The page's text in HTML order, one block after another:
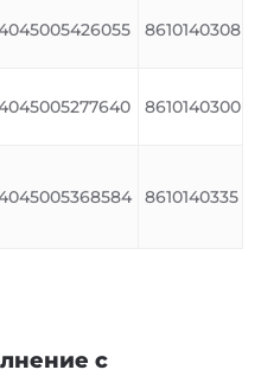
8610140308
8610140300
8610140335
с